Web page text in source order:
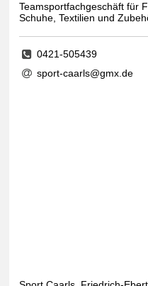
Teamsportfachgeschäft für
Schuhe, Textilien und
0421-505439
sport-caarls@gmx.de